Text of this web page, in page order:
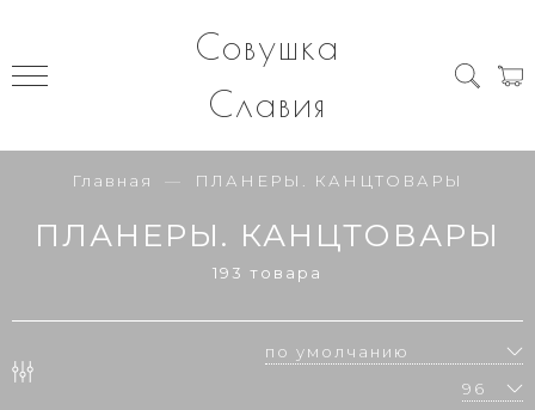
Совушка
Славия
Главная ПЛАНЕРЫ. КАНЦТОВАРЫ
ПЛАНЕРЫ. КАНЦТОВАРЫ
193 товара